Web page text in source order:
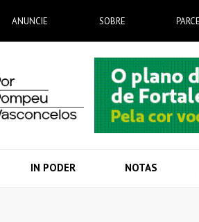
ANUNCIE SOBRE
IN PODER NOTAS